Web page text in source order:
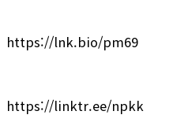
https://lnk.bio/pm69
https://linktr.ee/npkk